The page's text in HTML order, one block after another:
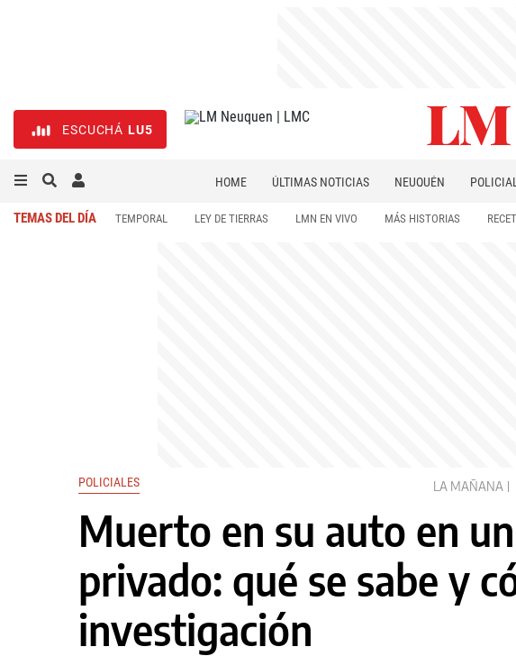
ESCUCHÁ LU5
HOME ÚLTIMAS NOTICIAS NEUQUÉN
TEMAS DEL DÍA TEMPORAL LEY DE TIERRAS LMN EN VIVO MÁS HISTORIAS
POLICIALES LA MAÑANA
Muerto en su auto en
privado: qué se sabe y
investigación